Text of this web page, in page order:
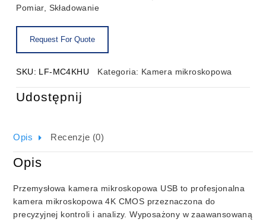
Pomiar, Składowanie
SKU: LF-MC4KHU Kategoria: Kamera mikroskopowa
Udostępnij
Opis Recenzje (0)
Opis
Przemysłowa kamera mikroskopowa USB to profesjonalna
kamera mikroskopowa 4K CMOS przeznaczona do
precyzyjnej kontroli i analizy. Wyposażony w zaawansowaną